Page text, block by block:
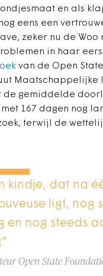
en als
eens een
zeker nu de Woo
in haar
van de Open
Maatschappelijke
de gemiddelde
167 dagen nog
terwijl de
kindje, dat na
ligt, nog
en nog steeds
Open State